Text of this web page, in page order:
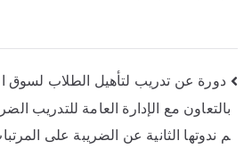
دورة عن تدريب لتأهيل الطلاب لسوق
بالتعاون مع الإدارة العامة للتدريب
م ندوتها الثانية عن الضريبة على